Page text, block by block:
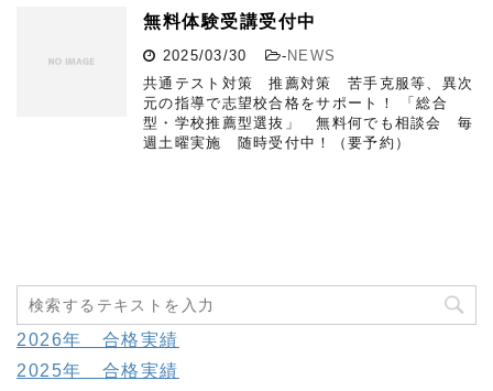
無料体験受講受付中
2025/03/30 - NEWS
共通テスト対策 推薦対策 苦手克服等、異次
元の指導で志望校合格をサポート！ 「総合
型・学校推薦型選抜」 無料何でも相談会 毎
週土曜実施 随時受付中！（要予約）
2026年 合格実績
2025年 合格実績